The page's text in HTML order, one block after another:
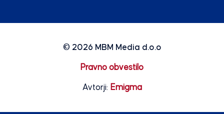
© 2026 MBM Media d.o.o
Pravno obvestilo
Avtorji: Emigma